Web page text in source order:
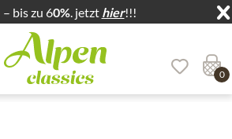
– bis zu 60%. jetzt hier!!!
Zum Hauptbereich springen
0